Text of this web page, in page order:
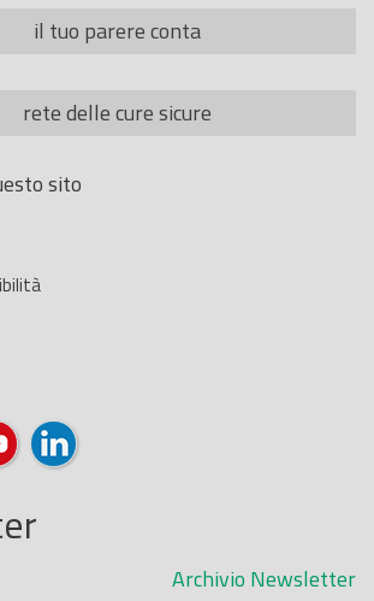
il tuo parere conta
rete delle cure sicure
sito
Archivio Newsletter